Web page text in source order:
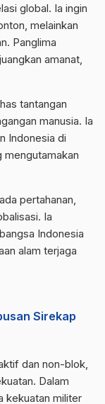
global. Ia ingin
melainkan
Panglima
amanat,
tantangan
manusia. Ia
Indonesia di
mengutamakan
pertahanan,
Ia
Indonesia
alam terjaga
Sirekap
dan non-blok,
Dalam
kekuatan militer